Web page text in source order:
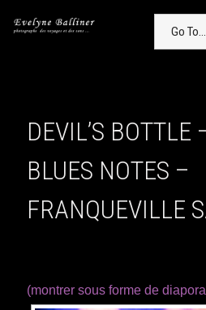
Go To...
DEVIL’S
BLUES NOTES –
FRANQUEVILLE
(montrer sous forme de